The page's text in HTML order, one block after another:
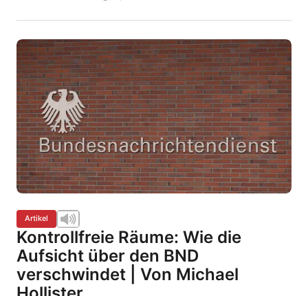
Artikel
Kontrollfreie Räume: Wie die
Aufsicht über den BND
verschwindet | Von Michael